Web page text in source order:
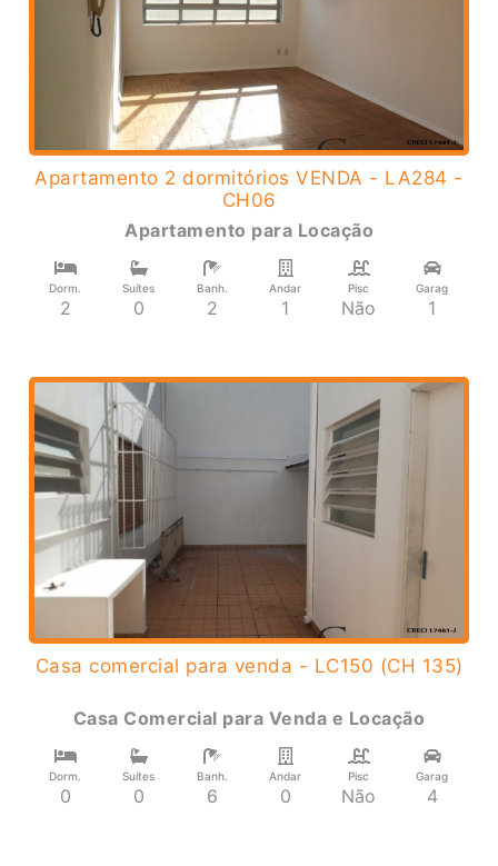
Apartamento 2 dormitórios VENDA - LA284 -
CH06
Apartamento para Locação
Dorm.
2
Suítes
0
Banh.
2
Andar
1
Pisc
Não
Garag
1
Casa comercial para venda - LC150 (CH 135)
Casa Comercial para Venda e Locação
Dorm.
0
Suítes
0
Banh.
6
Andar
0
Pisc
Não
Garag
4